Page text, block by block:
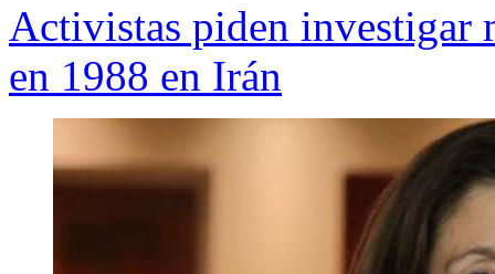
Activistas piden investigar
en 1988 en Irán